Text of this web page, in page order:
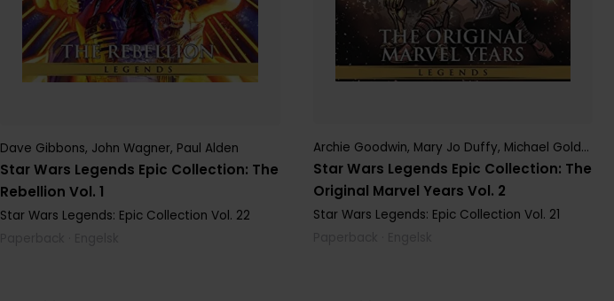
Star Wars Legends Epic Collection: The
Rebellion Vol. 1
Dave Gibbons, John Wagner, Paul Alden
Star Wars Legends: Epic Collection Vol. 22
Star Wars Legends Epic Collection: The
Original Marvel Years Vol. 2
Archie Goodwin, Mary Jo Duffy, Michael Golden
Star Wars Legends: Epic Collection Vol. 21